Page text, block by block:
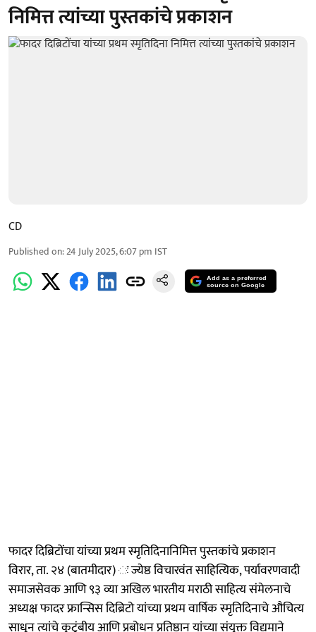
निमित्त त्यांच्या पुस्तकांचे प्रकाशन
CD
Published on:24 July 2025, 6:07 pm IST
Add as a preferred
source on Google
फादर दिब्रिटोंचा यांच्या प्रथम स्मृतिदिनानिमित्त पुस्तकांचे प्रकाशन
विरार, ता. २४ (बातमीदार) ः ज्येष्ठ विचारवंत साहित्यिक, पर्यावरणवादी
समाजसेवक आणि ९३ व्या अखिल भारतीय मराठी साहित्य संमेलनाचे
अध्यक्ष फादर फ्रान्सिस दिब्रिटो यांच्या प्रथम वार्षिक स्मृतिदिनाचे औचित्य
साधून त्यांचे कुटुंबीय आणि प्रबोधन प्रतिष्ठान यांच्या संयुक्त विद्यमाने